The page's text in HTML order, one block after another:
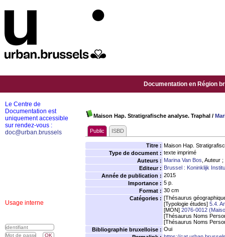
Documentation en Région
Maison Hap. Stratigrafische analyse. Traphal /
Public ISBD
Titre : Maison Hap.
Type de document : texte imprimé
Auteurs : Marina Van Bos , Auteur ;
Editeur : Brussel : Koninklijk
Année de publication : 2015
Importance : 5 p.
Format : 30 cm
Catégories : [Thésaurus
[Typologie études] 5.4.
[MON] 2076-0012
[Thésaurus Noms
[Thésaurus Noms
Bibliographie bruxelloise : Oui
Le Centre de
Documentation est
uniquement accessible
sur rendez-vous :
doc@urban.brussels
Usage interne